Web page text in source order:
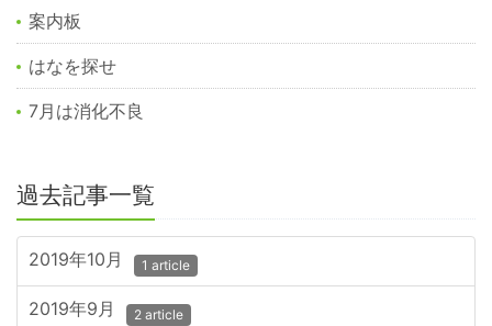
案内板
はなを探せ
7月は消化不良
過去記事一覧
2019年10月 1 article
2019年9月 2 article